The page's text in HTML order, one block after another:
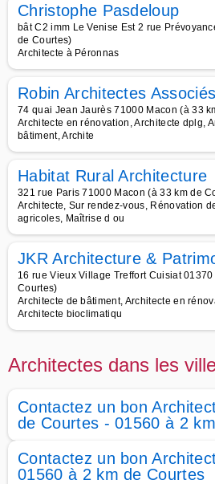
Christophe Pasdeloup
bât C2 imm Le Venise Est 2 rue
de Courtes)
Architecte à Péronnas
Robin Architectes Associés
74 quai Jean Jaurès 71000 Macon (à 33
Architecte en rénovation, Architecte dplg,
bâtiment, Archite
Habitat Rural Architecture
321 rue Paris 71000 Macon (à 33 km de
Architecte, Sur rendez-vous, Rénovation
agricoles, Maîtrise d ou
JKR Architecture &
16 rue Vieux Village Treffort Cuisiat
Courtes)
Architecte de bâtiment, Architecte en
Architecte bioclimatiqu
Architectes dans les
Contactez un bon
de Courtes - 01560 à 2
Contactez un bon
01560 à 2 km de Courtes